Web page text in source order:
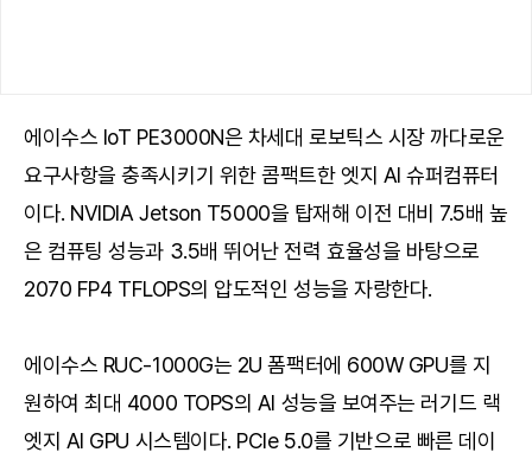
에이수스 IoT PE3000N은 차세대 로보틱스 시장 까다로운
요구사항을 충족시키기 위한 콤팩트한 엣지 AI 슈퍼컴퓨터
이다. NVIDIA Jetson T5000을 탑재해 이전 대비 7.5배 높
은 컴퓨팅 성능과 3.5배 뛰어난 전력 효율성을 바탕으로
2070 FP4 TFLOPS의 압도적인 성능을 자랑한다.
에이수스 RUC-1000G는 2U 폼팩터에 600W GPU를 지
원하여 최대 4000 TOPS의 AI 성능을 보여주는 러기드 랙
엣지 AI GPU 시스템이다. PCIe 5.0를 기반으로 빠른 데이